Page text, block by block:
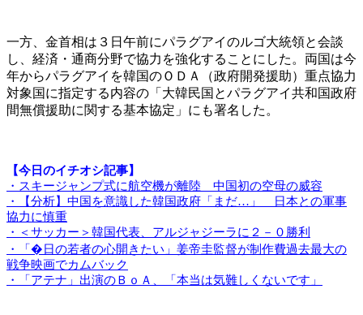
一方、金首相は３日午前にパラグアイのルゴ大統領と会談
し、経済・通商分野で協力を強化することにした。両国は今
年からパラグアイを韓国のＯＤＡ（政府開発援助）重点協力
対象国に指定する内容の「大韓民国とパラグアイ共和国政府
間無償援助に関する基本協定」にも署名した。
【今日のイチオシ記事】
・スキージャンプ式に航空機が離陸 中国初の空母の威容
・【分析】中国を意識した韓国政府「まだ…」 日本との軍事
協力に慎重
・＜サッカー＞韓国代表、アルジャジーラに２－０勝利
・「�日の若者の心開きたい」姜帝圭監督が制作費過去最大の
戦争映画でカムバック
・「アテナ」出演のＢｏＡ、「本当は気難しくないです」